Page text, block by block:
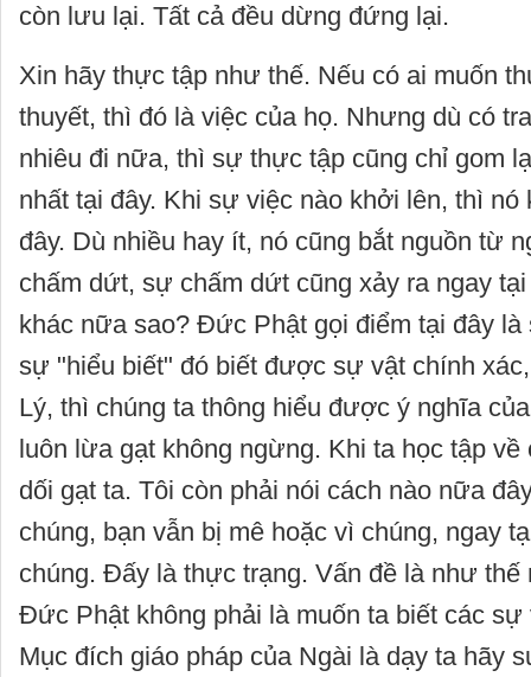
còn lưu lại. Tất cả đều dừng đứng lại.
Xin hãy thực tập như thế. Nếu có ai muốn
thuyết, thì đó là việc của họ. Nhưng dù có
nhiêu đi nữa, thì sự thực tập cũng chỉ gom
nhất tại đây. Khi sự việc nào khởi lên, thì nó
đây. Dù nhiều hay ít, nó cũng bắt nguồn từ
chấm dứt, sự chấm dứt cũng xảy ra ngay
khác nữa sao? Đức Phật gọi điểm tại đây
sự "hiểu biết" đó biết được sự vật chính
Lý, thì chúng ta thông hiểu được ý nghĩa
luôn lừa gạt không ngừng. Khi ta học tập về
dối gạt ta. Tôi còn phải nói cách nào nữa
chúng, bạn vẫn bị mê hoặc vì chúng, ngay
chúng. Đấy là thực trạng. Vấn đề là như thế
Đức Phật không phải là muốn ta biết các
Mục đích giáo pháp của Ngài là dạy ta hãy